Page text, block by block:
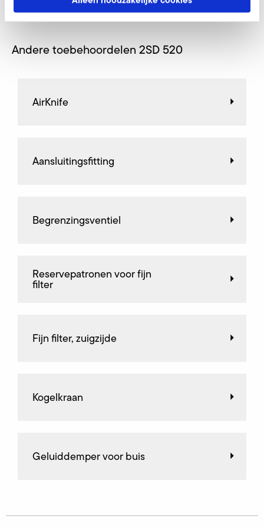
Andere toebehoordelen 2SD 520
AirKnife
Aansluitingsfitting
Begrenzingsventiel
Reservepatronen voor fijn
filter
Fijn filter, zuigzijde
Kogelkraan
Geluiddemper voor buis